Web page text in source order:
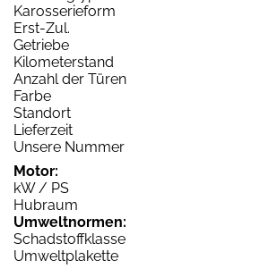
Karosserieform
Erst-Zul.
Getriebe
Kilometerstand
Anzahl der Türen
Farbe
Standort
Lieferzeit
Unsere Nummer
Motor:
kW / PS
Hubraum
Umweltnormen:
Schadstoffklasse
Umweltplakette